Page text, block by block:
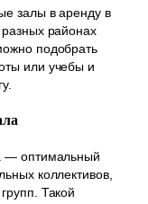
залы в аренду в
районах
подобрать
или учебы и
— оптимальный
коллективов,
Такой